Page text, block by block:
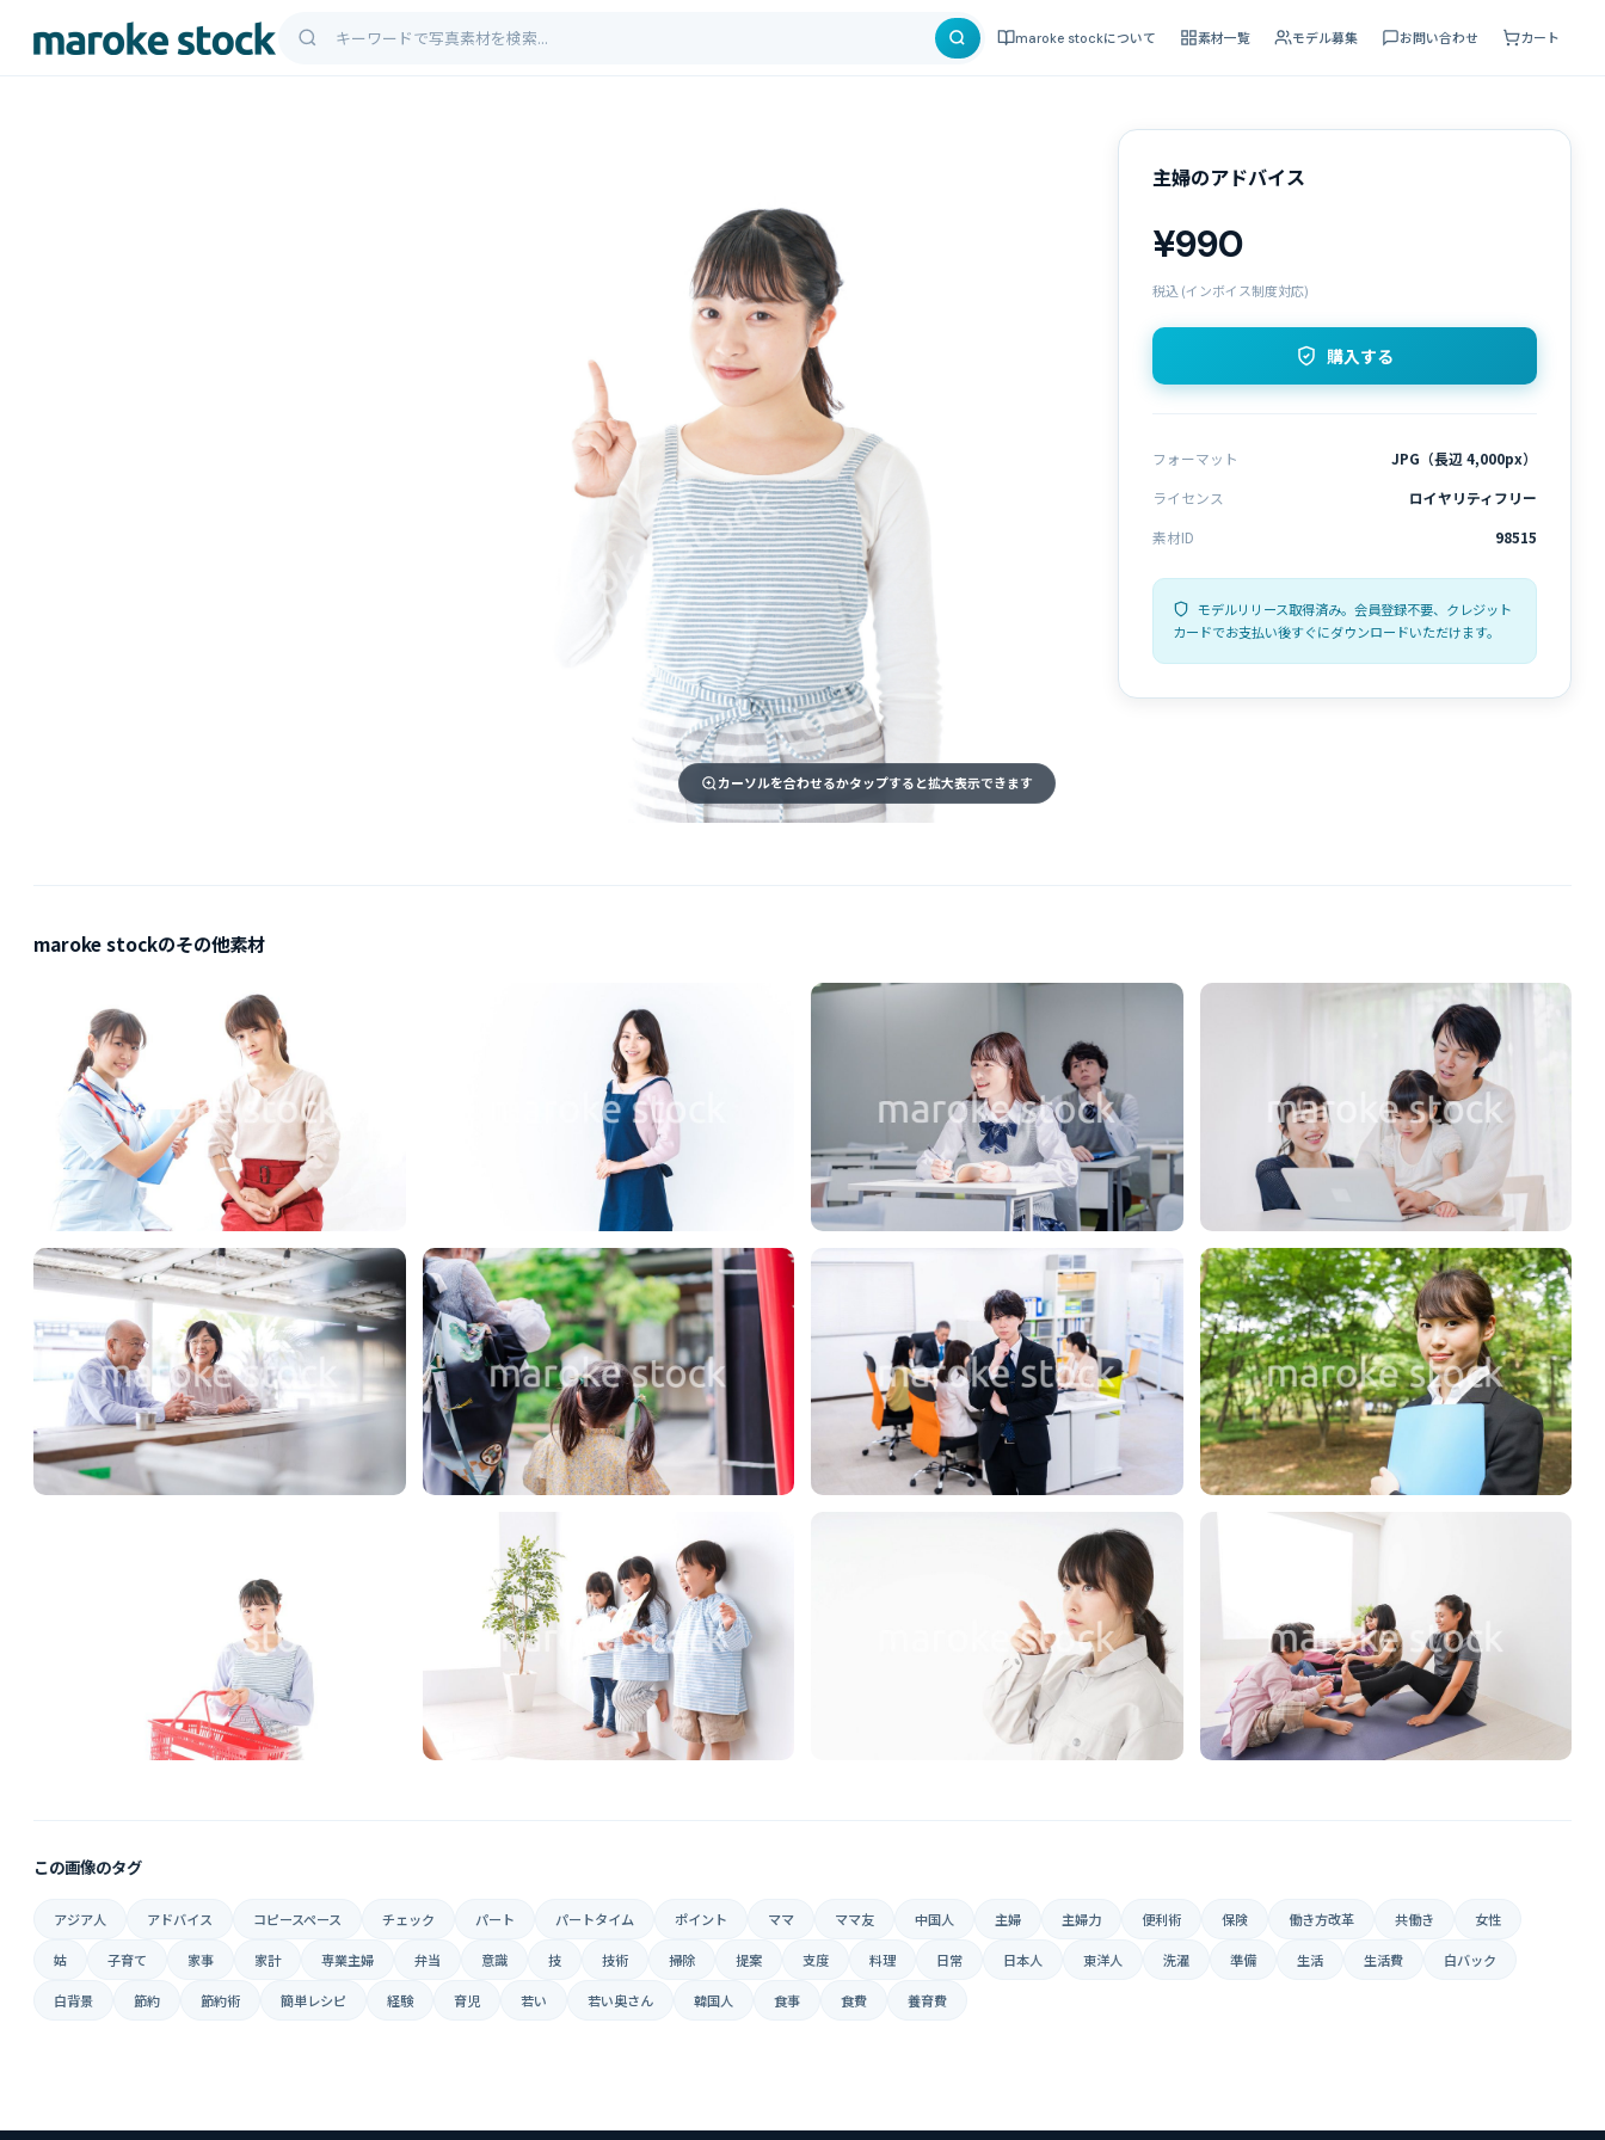
maroke stockについて 素材一覧 モデル募集 お問い合わせ カート
カーソルを合わせるかタップすると拡大表示できます
主婦のアドバイス
¥990
税込 (インボイス制度対応)
購入する
フォーマット
JPG（長辺 4,000px）
ライセンス
ロイヤリティフリー
素材ID
98515
モデルリリース取得済み。会員登録不要、クレジット
カードでお支払い後すぐにダウンロードいただけます。
maroke stockのその他素材
この画像のタグ
アジア人 アドバイス コピースペース チェック パート パートタイム ポイント ママ ママ友 中国人 主婦 主婦力 便利術 保険 働き方改革 共働き 女性
姑 子育て 家事 家計 専業主婦 弁当 意識 技 技術 掃除 提案 支度 料理 日常 日本人 東洋人 洗濯 準備 生活 生活費 白バック
白背景 節約 節約術 簡単レシピ 経験 育児 若い 若い奥さん 韓国人 食事 食費 養育費